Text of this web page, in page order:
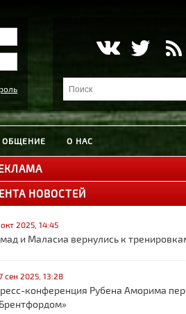
ОБЩЕНИЕ О НАС
НОВОСТЕЙ
2025, 14:45
и Маласиа вернулись к
сен 2025, 13:28
конференция Рубена Аморима